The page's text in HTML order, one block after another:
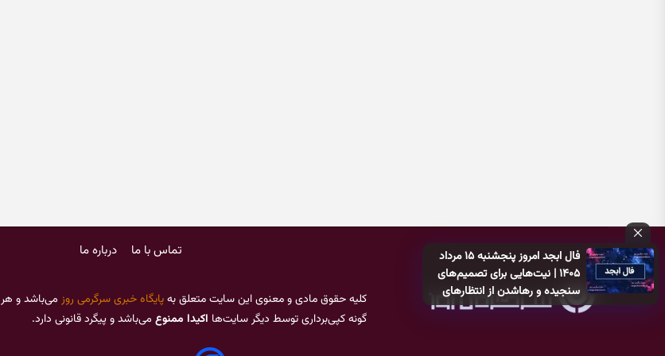
فال ابجد امروز پنجشنبه ۱۵ مرداد
۱۴۰۵ | نیت‌هایی برای تصمیم‌های
سنجیده و رهاشدن از انتظارهای
بی‌نتیجه
تماس با ما درباره ما
کلیه حقوق مادی و معنوی این سایت متعلق بهپایگاه خبری سرگرمی روز می‌باشد و هر
گونه کپی‌برداری توسط دیگر سایت‌ها اکیدا ممنوع می‌باشد و پیگرد قانونی دارد.